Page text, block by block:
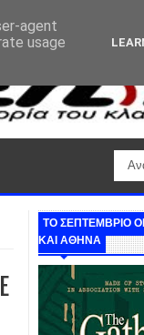
ΤΟ ΣΕΠΤΕΜΒΡΙΟ
ΚΑΙ ΑΘΗΝΑ
agent
usage